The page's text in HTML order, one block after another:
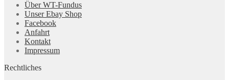
Über WT-Fundus
Unser Ebay Shop
Facebook
Anfahrt
Kontakt
Impressum
Rechtliches